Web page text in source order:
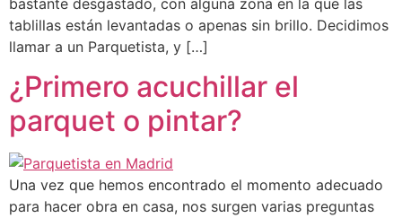
tablillas están levantadas o apenas sin brillo. Decidimos
llamar a un Parquetista, y […]
¿Primero acuchillar el
parquet o pintar?
Una vez que hemos encontrado el momento adecuado
para hacer obra en casa, nos surgen varias preguntas